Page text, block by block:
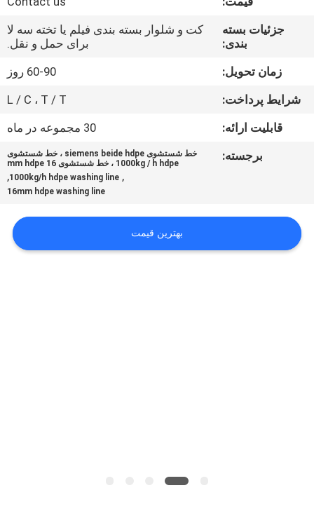
کنترل
کیفیت
تماس
بگیرید
جزئیات بسته
بندی:
کت و شلوار بسته بندی فیلم یا تخته سه لا
برای حمل و نقل.
زمان تحویل:
60-90 روز
شرایط پرداخت:
L / C ، T / T
قابلیت ارائه:
30 مجموعه در ماه
برجسته:
خط شستشوی siemens beide hdpe ، خط شستشوی
1000kg / h hdpe ، خط شستشوی 16 mm hdpe
,
1000kg/h hdpe washing line
,
16mm hdpe washing line
بهترین قیمت